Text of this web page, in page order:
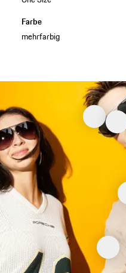
Farbe
mehrfarbig